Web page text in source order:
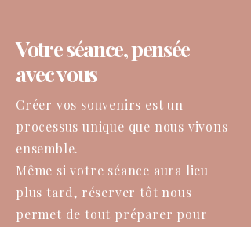
Votre séance, pensée
avec vous
Créer vos souvenirs est un
processus unique que nous vivons
ensemble.
Même si votre séance aura lieu
plus tard, réserver tôt nous
permet de tout préparer pour